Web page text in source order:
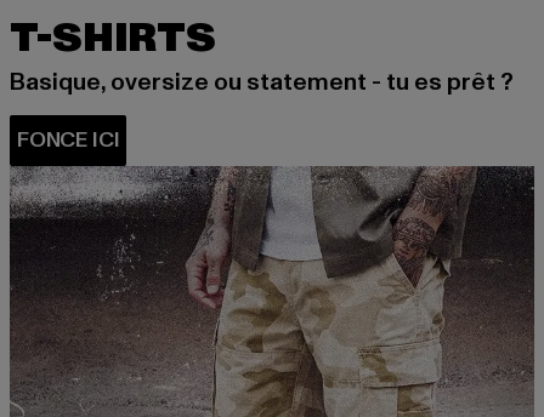
T-SHIRTS
Basique, oversize ou statement - tu es prêt ?